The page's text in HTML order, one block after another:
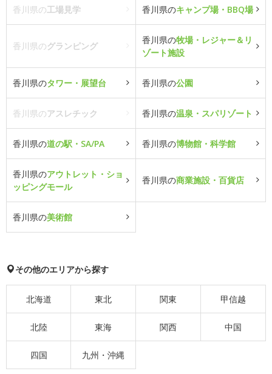
香川県の工場見学 香川県のキャンプ場・BBQ場
香川県のグランピング
香川県の牧場・レジャー＆リ
ゾート施設
香川県のタワー・展望台 香川県の公園
香川県のアスレチック 香川県の温泉・スパリゾート
香川県の道の駅・SA/PA 香川県の博物館・科学館
香川県のアウトレット・ショ
ッピングモール
香川県の商業施設・百貨店
香川県の美術館
その他のエリアから探す
北海道 東北 関東 甲信越
北陸 東海 関西 中国
四国 九州・沖縄